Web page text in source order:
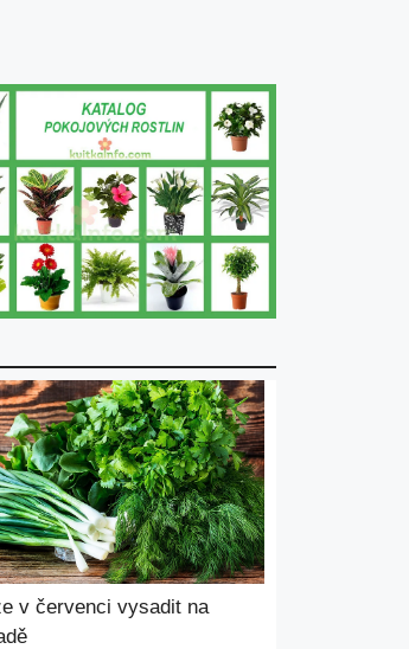
v červenci vysadit na